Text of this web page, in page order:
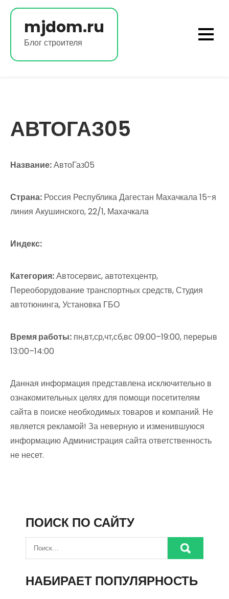
Перейти
содержимомуmjdom.ru
Блог строителя
АВТОГАЗ05
Название:АвтоГаз05
Страна: Россия Республика Дагестан Махачкала 15-я
линия Акушинского, 22/1, Махачкала
Индекс:
Категория:Автосервис, автотехцентр,
Переоборудование транспортных средств, Студия
автотюнинга, Установка ГБО
Время работы: пн,вт,ср,чт,сб,вс 09:00–19:00, перерыв
13:00–14:00
Данная информация представлена исключительно в
ознакомительных целях для помощи посетителям
сайта в поиске необходимых товаров и компаний. Не
является рекламой! За неверную и изменившуюся
информацию Администрация сайта ответственность
не несет.
ПОИСК ПО САЙТУ
НАБИРАЕТ ПОПУЛЯРНОСТЬ